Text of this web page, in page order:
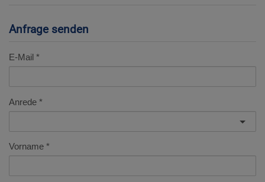
Anfrage senden
E-Mail
Anrede
Vorname